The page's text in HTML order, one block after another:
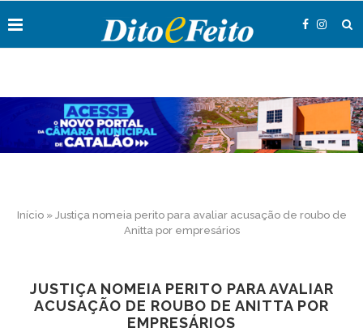
Início» Justiça nomeia perito para avaliar acusação de roubo de
Anitta por empresários
JUSTIÇA NOMEIA PERITO PARA AVALIAR
ACUSAÇÃO DE ROUBO DE ANITTA POR
EMPRESÁRIOS